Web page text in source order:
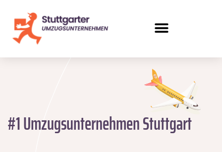
#1 Umzugsunternehmen Stuttgart